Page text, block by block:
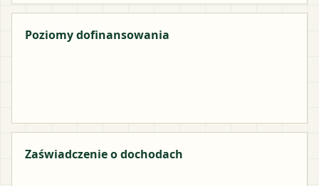
Poziomy dofinansowania
Zaświadczenie o dochodach